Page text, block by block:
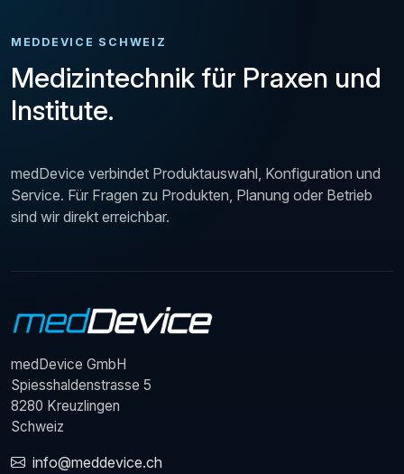
MEDDEVICE SCHWEIZ
Medizintechnik für Praxen und
Institute.
medDevice verbindet Produktauswahl, Konfiguration und
Service. Für Fragen zu Produkten, Planung oder Betrieb
sind wir direkt erreichbar.
medDevice GmbH
Spiesshaldenstrasse 5
8280 Kreuzlingen
Schweiz
info@meddevice.ch